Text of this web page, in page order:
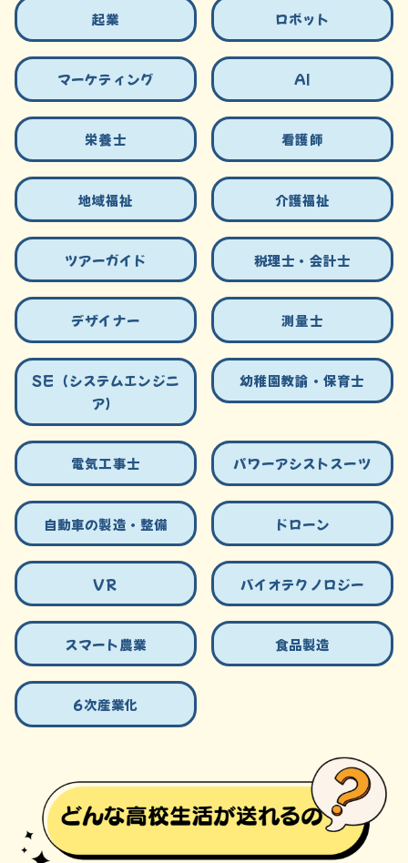
起業 ロボット
マーケティング AI
栄養士 看護師
地域福祉 介護福祉
ツアーガイド 税理士・会計士
デザイナー 測量士
SE（システムエンジニ
ア）
幼稚園教諭・保育士
電気工事士 パワーアシストスーツ
自動車の製造・整備 ドローン
VR バイオテクノロジー
スマート農業 食品製造
6次産業化